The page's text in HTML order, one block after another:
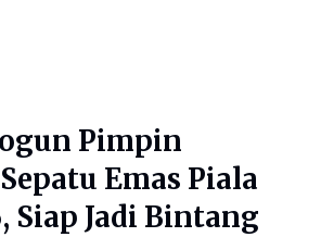
Pimpin
Emas Piala
Siap Jadi Bintang